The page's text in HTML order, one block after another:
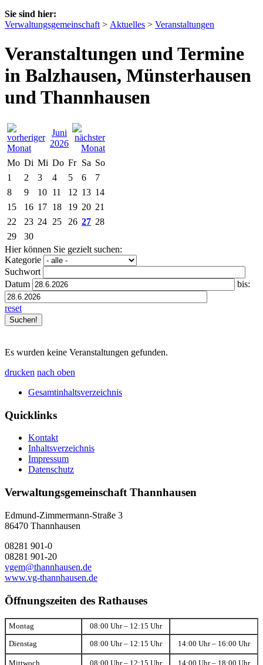
Sie sind hier:
Verwaltungsgemeinschaft > Aktuelles > Veranstaltungen
Veranstaltungen und Termine
in Balzhausen, Münsterhausen
und Thannhausen
Juni
2026
Mo Di Mi Do Fr Sa So
1
2 3 4 5 6
7
8
9 10 11 12 13 14
15
16 17 18 19 20 21
22
23 24 25 26 27 28
29
30
Hier können Sie gezielt suchen:
Kategorie
Suchwort
Datum
bis:
reset
Es wurden keine Veranstaltungen gefunden.
drucken nach oben
Gesamtinhaltsverzeichnis
Quicklinks
Kontakt
Inhaltsverzeichnis
Impressum
Datenschutz
Verwaltungsgemeinschaft Thannhausen
Edmund-Zimmermann-Straße 3
86470 Thannhausen
08281 901-0
08281 901-20
vgem@thannhausen.de
www.vg-thannhausen.de
Öffnungszeiten des Rathauses
Montag 08:00 Uhr – 12:15 Uhr
Dienstag 08:00 Uhr – 12:15 Uhr 14:00 Uhr – 16:00 Uhr